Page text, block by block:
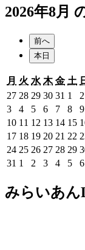
2026年8月
前へ
本日
月 月
曜
日
火 火
曜
日
水 水
曜
日
木木
曜
日
金金
曜
日
土
曜
日
272026
年
7
月
27
日
282026
年
7
月
28
日
292026
年
7
月
29
日
302026
年
7
月
30
日
31 2026
年
7
月
31
日
1
年
8
月
1
日
2
32026
年
8
月
3
日
42026
年
8
月
4
日
52026
年
8
月
5
日
62026
年
8
月
6
日
72026
年
8
月
7
日
8
年
8
月
8
日
9
102026
年
8
月
10
11 2026
年
8
月
11
12 2026
年
8
月
12
132026
年
8
月
13
142026
年
8
月
14
15
8
月
15
172026
年
8
17
日
182026
年
8
日
192026
年
8
日
202026
年
20
日
21 2026
年
8
21
日
22
8
242026
年
月
24
252026
年
月
25
262026
年
26
272026
年
月
27
282026
年
月
28
29
年
31 2026
月
1
2026
9
月
2 2026
9
月
32026
月
42026
9
月
5
9
月
6
みらいあ